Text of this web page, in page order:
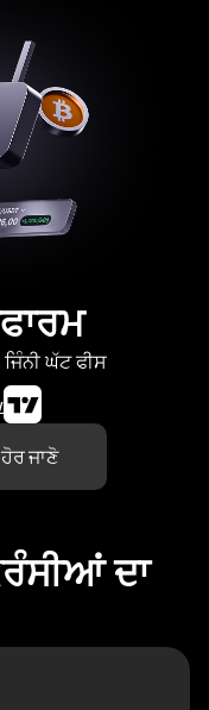
ਘੱਟ ਫੀਸ
ਹੋਰ ਜਾਣੋ
ਦਾ